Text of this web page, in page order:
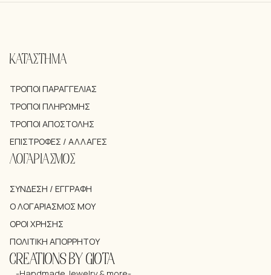
ΚΑΤΑΣΤΗΜΑ
ΤΡΌΠΟΙ ΠΑΡΑΓΓΕΛΊΑΣ
ΤΡΌΠΟΙ ΠΛΗΡΩΜΉΣ
ΤΡΌΠΟΙ ΑΠΟΣΤΟΛΉΣ
ΕΠΙΣΤΡΟΦΈΣ / ΑΛΛΑΓΈΣ
ΛΟΓΑΡΙΑΣΜΟΣ
ΣΎΝΔΕΣΗ / ΕΓΓΡΑΦΉ
Ο ΛΟΓΑΡΙΑΣΜΌΣ ΜΟΥ
ΌΡΟΙ ΧΡΉΣΗΣ
ΠΟΛΙΤΙΚΉ ΑΠΟΡΡΉΤΟΥ
CREATIONS BY GIOTA